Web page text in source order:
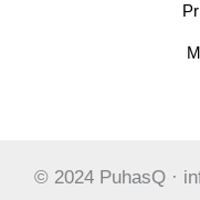
© 2024 PuhasQ ·